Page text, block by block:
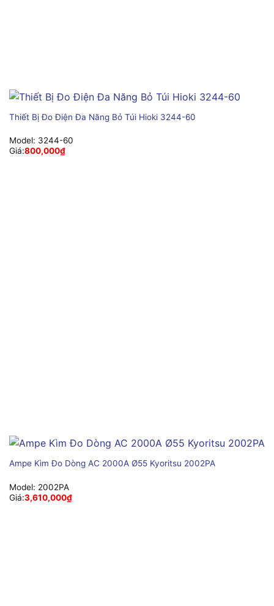
Thiết Bị Đo Điện Đa Năng Bỏ Túi Hioki 3244-60
Model: 3244-60
Giá:800,000₫
Ampe Kìm Đo Dòng AC 2000A Ø55 Kyoritsu 2002PA
Model: 2002PA
Giá:3,610,000₫